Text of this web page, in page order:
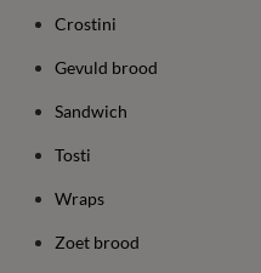
Crostini
Gevuld brood
Sandwich
Tosti
Wraps
Zoet brood